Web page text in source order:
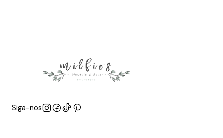
Siga-nos